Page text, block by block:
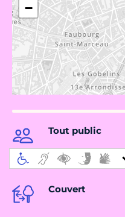
−
Tout public
Couvert